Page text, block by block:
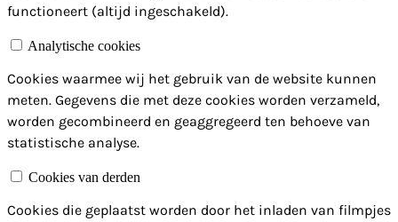
functioneert (altijd ingeschakeld).
Analytische cookies
Cookies waarmee wij het gebruik van de website kunnen
meten. Gegevens die met deze cookies worden verzameld,
worden gecombineerd en geaggregeerd ten behoeve van
statistische analyse.
Cookies van derden
Cookies die geplaatst worden door het inladen van filmpjes